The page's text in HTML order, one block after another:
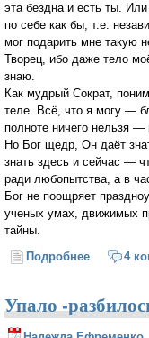
эта бездна и есть ты.
по себе как бы, т.е.
мог подарить мне такую
Творец, ибо даже тело
знаю.
Как мудрый Сократ,
теле. Всё, что я могу —
полноте ничего нельзя —
Но Бог щедр, Он даёт
знать здесь и сейчас —
ради любопытства, а в
Бог не поощряет
ученых умах, движимых
тайны.
Подробнее о Время
4
Упало -